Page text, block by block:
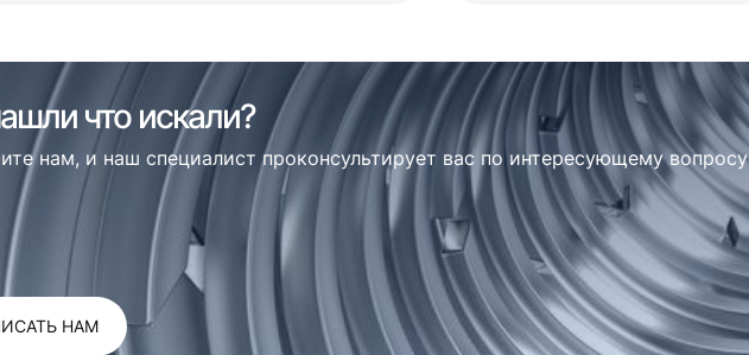
что искали?
нам, и наш специалист проконсультирует вас по интересующему вопросу
НАМ